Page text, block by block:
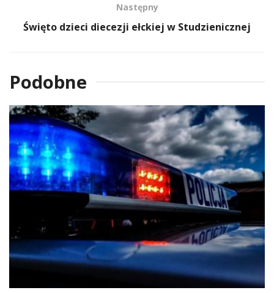
Następny
Święto dzieci diecezji ełckiej w Studzienicznej
Podobne